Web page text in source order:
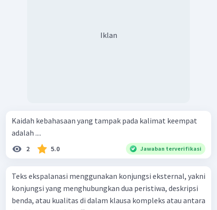
Iklan
Kaidah kebahasaan yang tampak pada kalimat keempat
adalah ....
2 5.0 Jawaban terverifikasi
Teks ekspalanasi menggunakan konjungsi eksternal, yakni
konjungsi yang menghubungkan dua peristiwa, deskripsi
benda, atau kualitas di dalam klausa kompleks atau antara